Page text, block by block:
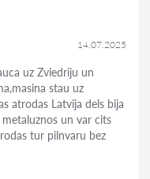
14.07.2025
uz Zviedriju un
stau uz
atrodas Latvija dels bija
un var cits
tur pilnvaru bez